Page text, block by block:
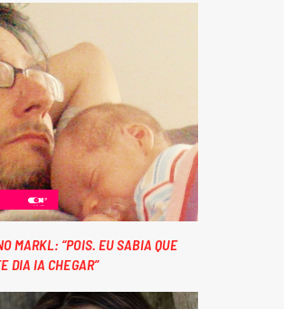
MARKL: “POIS. EU SABIA QUE
DIA IA CHEGAR”